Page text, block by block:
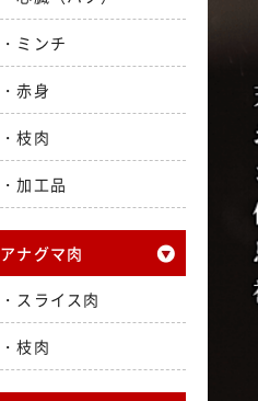
ミンチ
赤身
枝肉
加工品
アナグマ肉
スライス肉
枝肉